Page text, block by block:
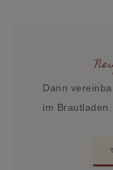
Dann
im Brautladen.